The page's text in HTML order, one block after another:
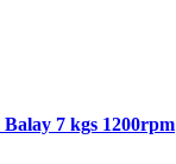
7 kgs 1200rpm